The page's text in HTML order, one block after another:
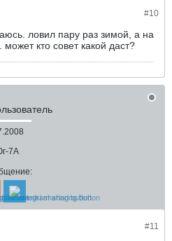
#10
ловил пару раз зимой, а на
кто совет какой даст?
7А
#11